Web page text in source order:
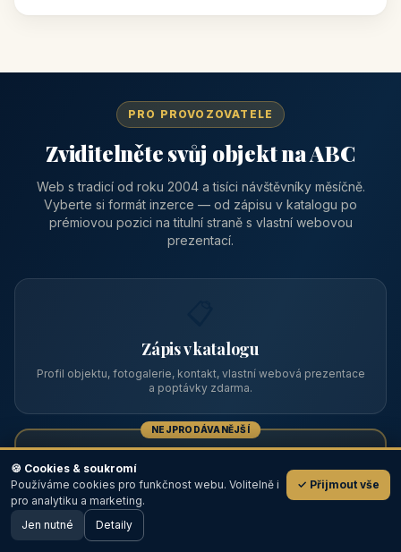
PRO PROVOZOVATELE
Zviditelněte svůj objekt na ABC
Web s tradicí od roku 2004 a tisíci návštěvníky měsíčně.
Vyberte si formát inzerce — od zápisu v katalogu po
prémiovou pozici na titulní straně s vlastní webovou
prezentací.
Zápis v katalogu
Profil objektu, fotogalerie, kontakt, vlastní webová prezentace
a poptávky zdarma.
NEJPRODÁVANĚJŠÍ
Prémiový partner
TOP pozice na titulce, přednost ve výpisech, zlatý odznak a
💬
🖥️ Desktop verze
🍪 Cookies & soukromí
Používáme cookies pro funkčnost webu. Volitelně i
pro analytiku a marketing.
✓ Přijmout vše
Jen nutné Detaily